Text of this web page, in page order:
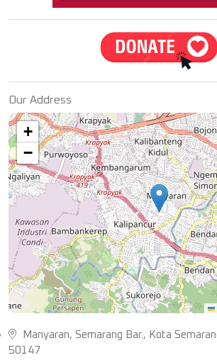
Our Address
+
−
Manyaran, Semarang Bar., Kota
50147